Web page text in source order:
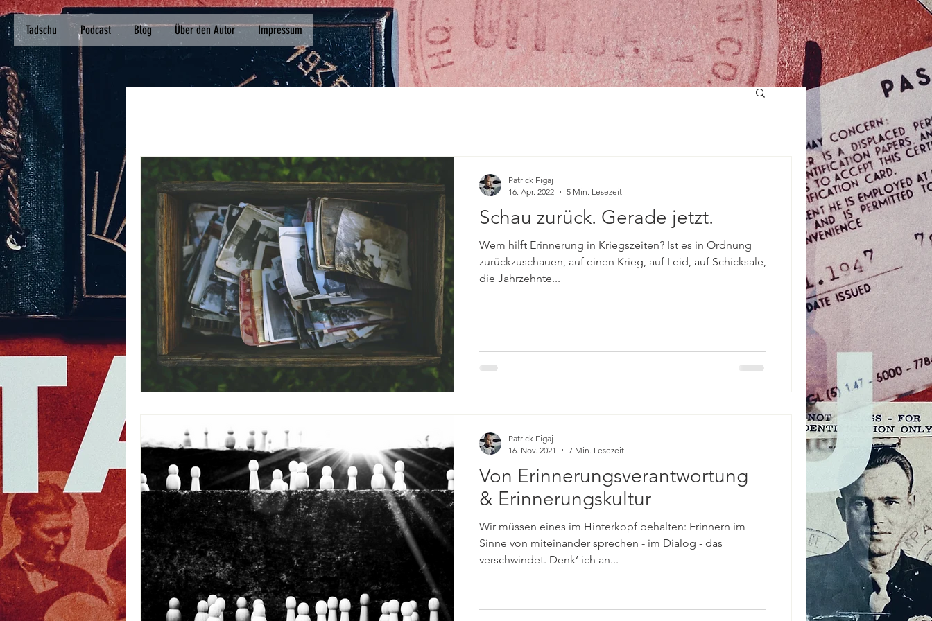
Tadschu Podcast Blog Über den Autor Impressum
Schau zurück. Gerade jetzt.
Wem hilft Erinnerung in Kriegszeiten? Ist es in Ordnung
zurückzuschauen, auf einen Krieg, auf Leid, auf Schicksale,
die Jahrzehnte...
Patrick Figaj
16. Apr. 2022
5 Min. Lesezeit
Von Erinnerungsverantwortung
& Erinnerungskultur
Wir müssen eines im Hinterkopf behalten: Erinnern im
Sinne von miteinander sprechen - im Dialog - das
verschwindet. Denk‘ ich an...
Patrick Figaj
16. Nov. 2021
7 Min. Lesezeit